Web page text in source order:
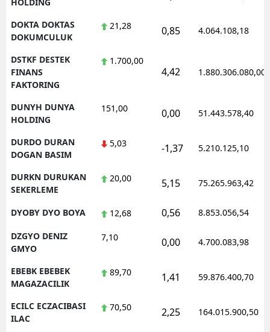
DOKTA DOKTAS
DOKUMCULUK
21,28 0,85 4.064.108,18
DSTKF DESTEK
FINANS
FAKTORING
1.700,00
4,42 1.880.306.080,00
DUNYH DUNYA
HOLDING
151,00 0,00 51.443.578,40
DURDO DURAN
DOGAN BASIM
5,03 -1,37 5.210.125,10
DURKN DURUKAN
SEKERLEME
20,00 5,15 75.265.963,42
DYOBY DYO BOYA 12,68 0,56 8.853.056,54
DZGYO DENIZ
GMYO
7,10 0,00 4.700.083,98
EBEBK EBEBEK
MAGAZACILIK
89,70 1,41 59.876.400,70
ECILC ECZACIBASI
ILAC
70,50 2,25 164.015.900,50